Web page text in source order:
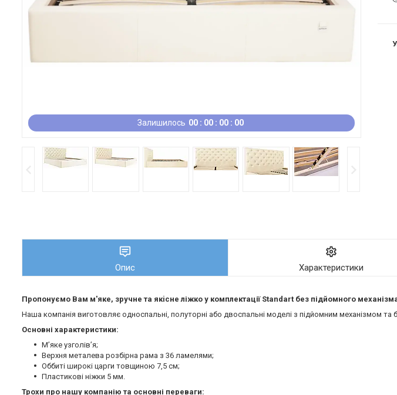
Залишилось 00 00 00 00
Опис Характеристики
Пропонуємо Вам м'яке, зручне та якiсне ліжко у комплектації Standart без підйомного
Наша компанія виготовляє односпальні, полуторні або двоспальні моделі з підйомним механізмом та
Основні характеристики:
М’яке узголів’я;
Верхня металева розбірна рама з 36 ламелями;
Оббиті широкі царги товщиною 7,5 см;
Пластикові ніжки 5 мм.
Трохи про нашу компанію та основні переваги: